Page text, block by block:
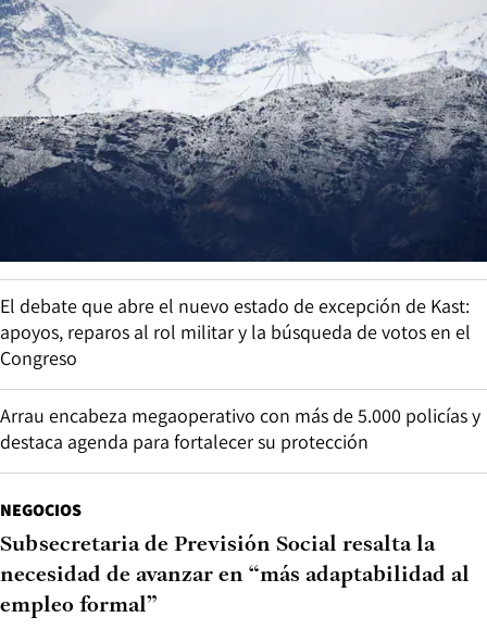
El debate que abre el nuevo estado de excepción de Kast:
apoyos, reparos al rol militar y la búsqueda de votos en el
Congreso
Arrau encabeza megaoperativo con más de 5.000 policías y
destaca agenda para fortalecer su protección
NEGOCIOS
Subsecretaria de Previsión Social resalta la
necesidad de avanzar en “más adaptabilidad al
empleo formal”